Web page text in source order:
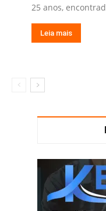
25 anos,
Leia mais